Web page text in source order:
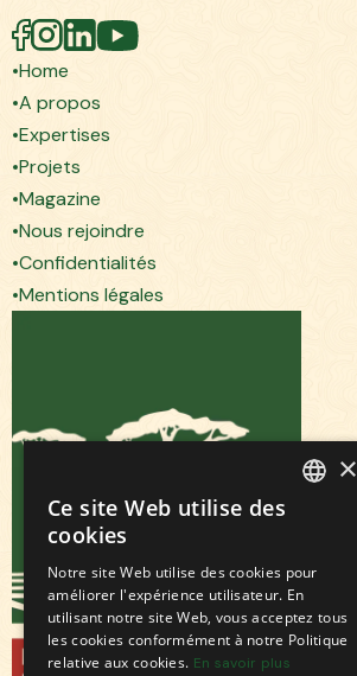
Home
A propos
Expertises
Projets
Magazine
Nous rejoindre
Confidentialités
Mentions légales
×
Ce site Web utilise des
cookies
Notre site Web utilise des cookies pour
améliorer l'expérience utilisateur. En
utilisant notre site Web, vous acceptez tous
les cookies conformément à notre Politique
relative aux cookies. En savoir plus